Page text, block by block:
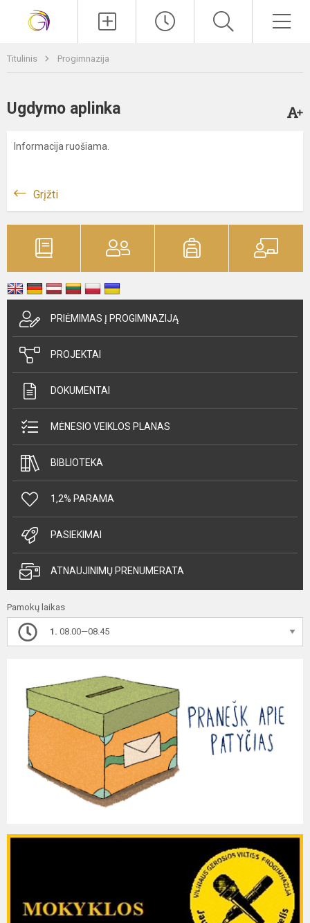
Titulinis Progimnazija
Ugdymo aplinka
Informacija ruošiama.
Grįžti
PRIĖMIMAS Į PROGIMNAZIJĄ
PROJEKTAI
DOKUMENTAI
MĖNESIO VEIKLOS PLANAS
BIBLIOTEKA
1,2% PARAMA
PASIEKIMAI
ATNAUJINIMŲ PRENUMERATA
Pamokų laikas
1. 08.00—08.45